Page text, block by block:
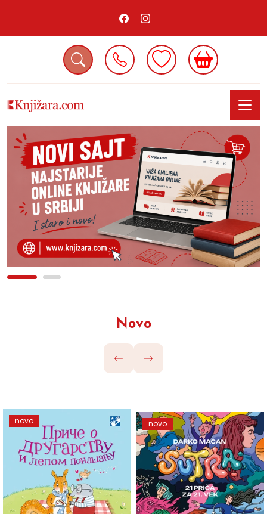
Novo
novo novo